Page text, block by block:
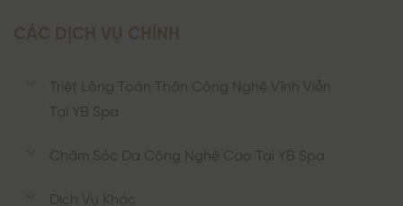
Triệt Lông Toàn Thân Công Nghệ Vĩnh Viễn
Tại YB Spa
Chăm Sóc Da Công Nghệ Cao Tại YB Spa
Dịch Vụ Khác